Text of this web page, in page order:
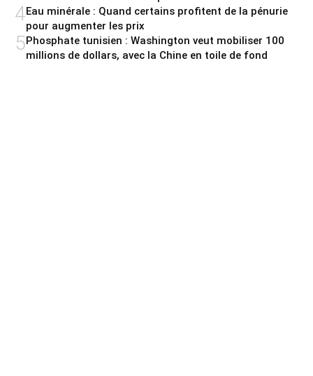
4Eau minérale : Quand certains profitent de la pénurie
pour augmenter les prix
5Phosphate tunisien : Washington veut mobiliser 100
millions de dollars, avec la Chine en toile de fond